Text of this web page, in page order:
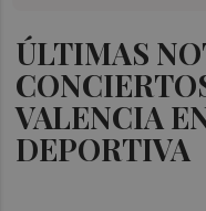
ÚLTIMAS
VALENCIA
DEPORTIVA